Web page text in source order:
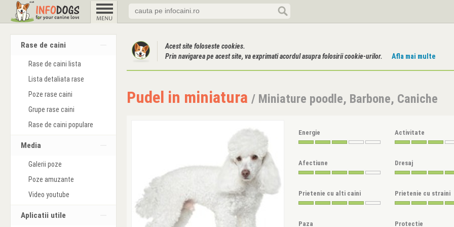
Rase de caini
Rase de caini lista
Lista detaliata rase
Poze rase caini
Grupe rase caini
Rase de caini populare
Media
Galerii poze
Poze amuzante
Video youtube
Aplicatii utile
Acest site foloseste cookies.
Prin navigarea pe acest site, va exprimati acordul asupra folosirii cookie-urilor.
Afla mai multe
Pudel in miniatura / Miniature poodle, Barbone, Caniche
Energie Activitate
Afectiune Dresaj
Prietenie cu alti caini Prietenie cu straini
Paza Protectie